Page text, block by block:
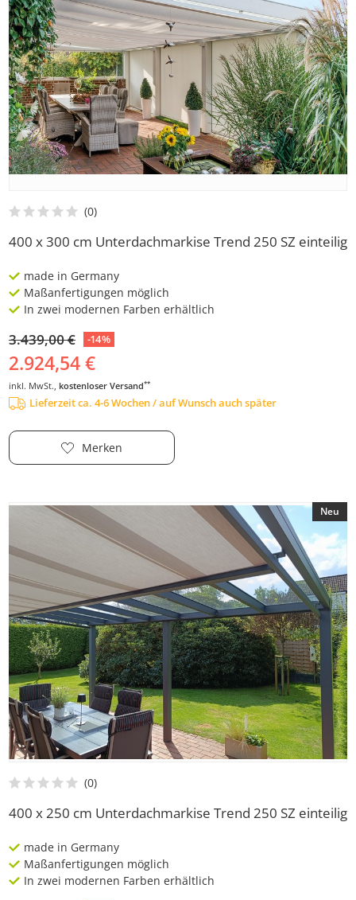
400 x 300 cm Unterdachmarkise Trend 250 SZ einteilig
made in Germany
Maßanfertigungen möglich
In zwei modernen Farben erhältlich
3.439,00 € -14%
2.924,54 €
inkl. MwSt., kostenloser Versand**
Lieferzeit ca. 4-6 Wochen / auf Wunsch auch später
Merken
Neu
400 x 250 cm Unterdachmarkise Trend 250 SZ einteilig
made in Germany
Maßanfertigungen möglich
In zwei modernen Farben erhältlich